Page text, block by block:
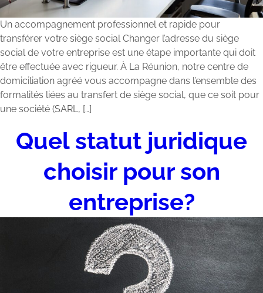
Un accompagnement professionnel et rapide pour
transférer votre siège social Changer l’adresse du siège
social de votre entreprise est une étape importante qui doit
être effectuée avec rigueur. À La Réunion, notre centre de
domiciliation agréé vous accompagne dans l’ensemble des
formalités liées au transfert de siège social, que ce soit pour
une société (SARL, […]
Quel statut juridique
choisir pour son
entreprise?